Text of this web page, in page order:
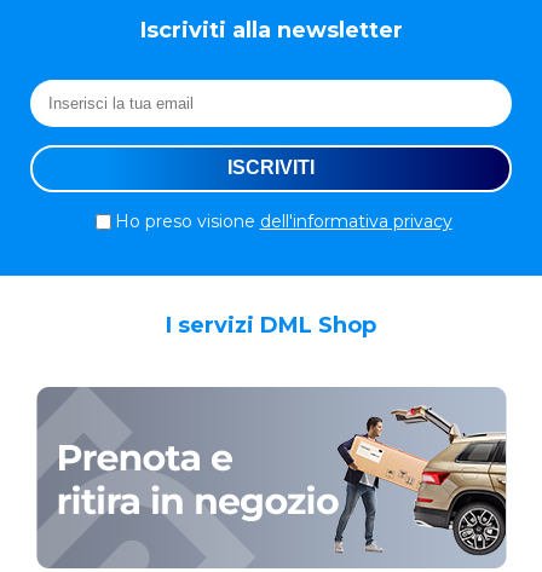
Iscriviti alla newsletter
Ho preso visione dell'informativa privacy
I servizi DML Shop